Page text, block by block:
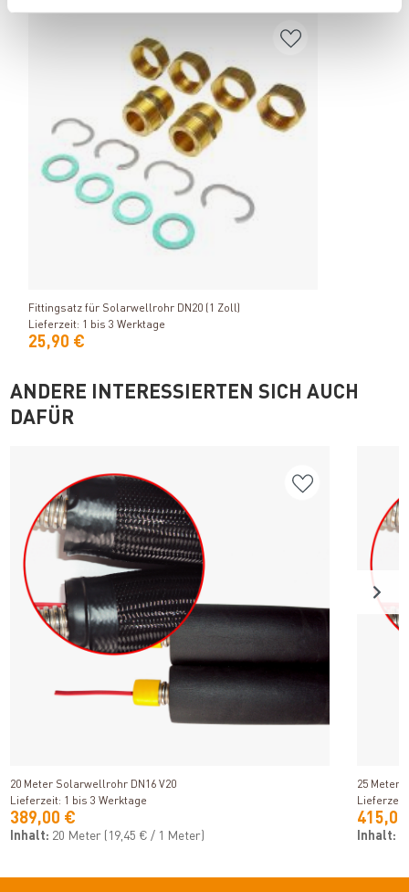
Fittingsatz für Solarwellrohr DN20 (1 Zoll)
Lieferzeit: 1 bis 3 Werktage
25,90 €
ANDERE INTERESSIERTEN SICH AUCH
DAFÜR
20 Meter Solarwellrohr DN16 V20
Lieferzeit: 1 bis 3 Werktage
389,00 €
Inhalt: 20 Meter (19,45 € / 1 Meter)
25 Meter
Inhalt: